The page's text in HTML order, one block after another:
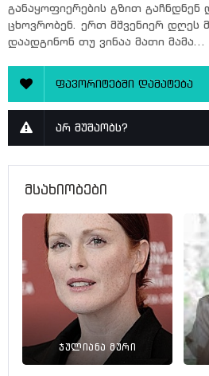
განაყოფიერების გზით
ცხოვრობენ. ერთ მშვენიერ დღეს
დაადგინონ თუ ვინაა მათი მამა...
ფავორიტებში დამატება
არ მუშაობს?
მსახიობები
ჯულიანა მური